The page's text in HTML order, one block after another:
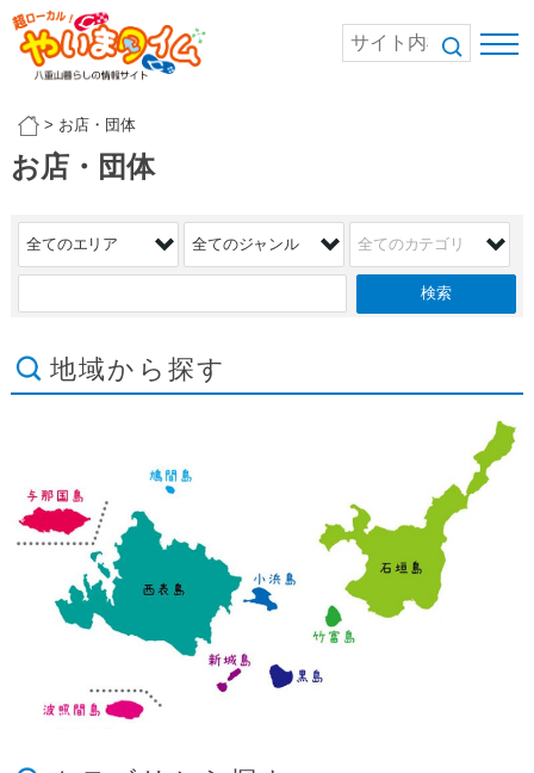
> お店・団体
お店・団体
地域から探す